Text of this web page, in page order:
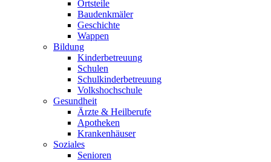
Ortsteile
Baudenkmäler
Geschichte
Wappen
Bildung
Kinderbetreuung
Schulen
Schulkinderbetreuung
Volkshochschule
Gesundheit
Ärzte & Heilberufe
Apotheken
Krankenhäuser
Soziales
Senioren